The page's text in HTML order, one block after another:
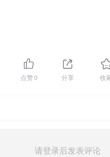
点赞0 分享 收
请登录后发表评论